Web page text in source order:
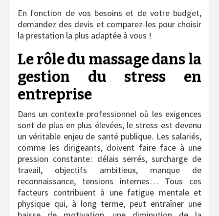
En fonction de vos besoins et de votre budget,
demandez des devis et comparez-les pour choisir
la prestation la plus adaptée à vous !
Le rôle du massage dans la
gestion du stress en
entreprise
Dans un contexte professionnel où les exigences
sont de plus en plus élevées, le stress est devenu
un véritable enjeu de santé publique. Les salariés,
comme les dirigeants, doivent faire face à une
pression constante : délais serrés, surcharge de
travail, objectifs ambitieux, manque de
reconnaissance, tensions internes… Tous ces
facteurs contribuent à une fatigue mentale et
physique qui, à long terme, peut entraîner une